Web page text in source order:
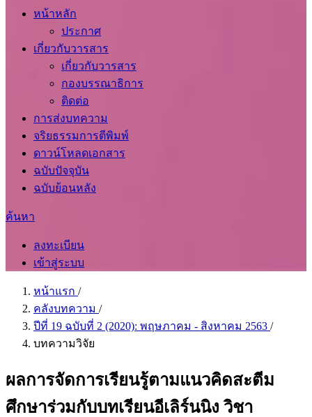
หน้าหลัก
ประกาศ
เกี่ยวกับวารสาร
เกี่ยวกับวารสาร
กองบรรณาธิการ
ติดต่อ
การส่งบทความ
จริยธรรมการตีพิมพ์
ดาวน์โหลดเอกสาร
ฉบับปัจจุบัน
ฉบับย้อนหลัง
ค้นหา
ลงทะเบียน
เข้าสู่ระบบ
หน้าแรก /
คลังบทความ /
ปีที่ 19 ฉบับที่ 2 (2020): พฤษภาคม - สิงหาคม 2563 /
บทความวิจัย
ผลการจัดการเรียนรู้ตามแนวคิดสะตีม
ศึกษาร่วมกับบทเรียนอีเลิร์นนิง วิชา